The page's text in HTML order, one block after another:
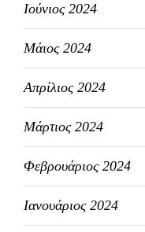
Ιούνιος 2024
Μάιος 2024
Απρίλιος 2024
Μάρτιος 2024
Φεβρουάριος 2024
Ιανουάριος 2024